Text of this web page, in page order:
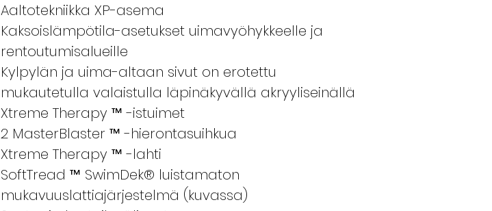
Aaltotekniikka XP-asema
Kaksoislämpötila-asetukset uimavyöhykkeelle ja
rentoutumisalueille
Kylpylän ja uima-altaan sivut on erotettu
mukautetulla valaistulla läpinäkyvällä akryyliseinällä
Xtreme Therapy ™ -istuimet
2 MasterBlaster ™ -hierontasuihkua
Xtreme Therapy ™ -lahti
SoftTread ™ SwimDek® luistamaton
mukavuuslattiajärjestelmä (kuvassa)